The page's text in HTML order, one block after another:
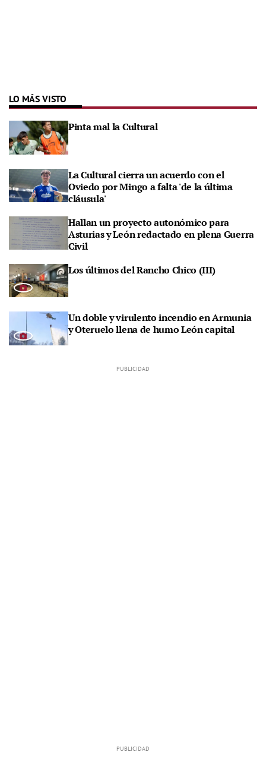
LO MÁS VISTO
Pinta mal la Cultural
La Cultural cierra un acuerdo con el
Oviedo por Mingo a falta 'de la última
cláusula'
Hallan un proyecto autonómico para
Asturias y León redactado en plena Guerra
Civil
Los últimos del Rancho Chico (III)
Un doble y virulento incendio en Armunia
y Oteruelo llena de humo León capital